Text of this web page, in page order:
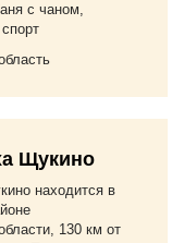
с чаном,
Щукино
находится в
130 км от